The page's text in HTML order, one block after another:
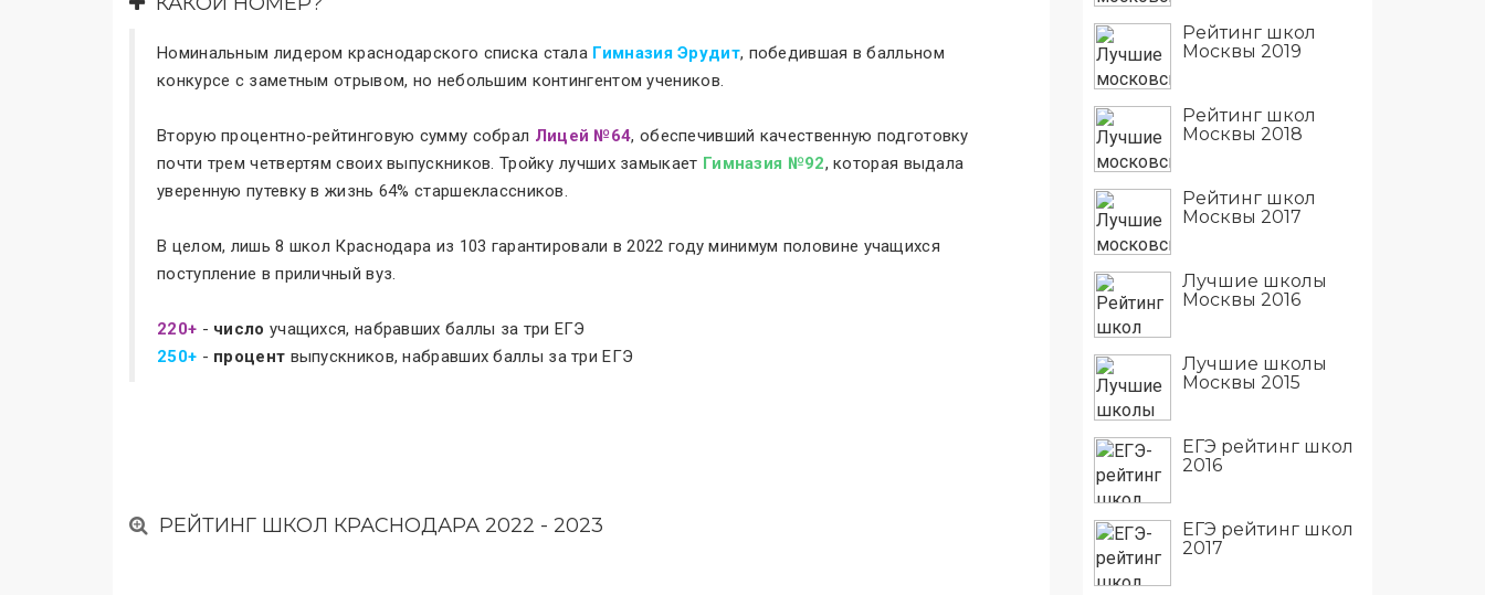
Номинальным лидером краснодарского списка стала Гимназия Эрудит, победившая в балльном
конкурсе с заметным отрывом, но небольшим контингентом учеников.
Вторую процентно-рейтинговую сумму собрал Лицей №64, обеспечивший качественную подготовку
почти трем четвертям своих выпускников. Тройку лучших замыкает Гимназия №92, которая выдала
уверенную путевку в жизнь 64% старшеклассников.
В целом, лишь 8 школ Краснодара из 103 гарантировали в 2022 году минимум половине учащихся
поступление в приличный вуз.
220+ - число учащихся, набравших баллы за три ЕГЭ
250+ - процент выпускников, набравших баллы за три ЕГЭ
РЕЙТИНГ ШКОЛ КРАСНОДАРА 2022 - 2023
Рейтинг школ
Москвы 2019
Рейтинг школ
Москвы 2018
Рейтинг школ
Москвы 2017
Лучшие школы
Москвы 2016
Лучшие школы
Москвы 2015
ЕГЭ рейтинг школ
2016
ЕГЭ рейтинг школ
2017